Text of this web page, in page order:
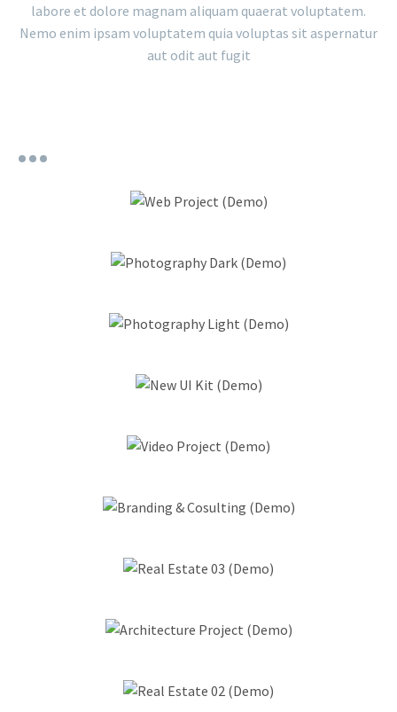
labore et dolore magnam aliquam quaerat voluptatem.
Nemo enim ipsam voluptatem quia voluptas sit aspernatur
aut odit aut fugit